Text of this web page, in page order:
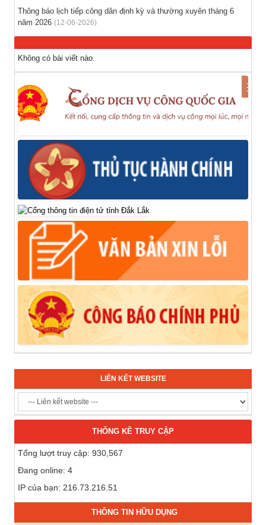
Thông báo lịch tiếp công dân định kỳ và thường xuyên tháng 6
năm 2026 (12-06-2026)
Không có bài viết nào.
LIÊN KẾT WEBSITE
THỐNG KÊ TRUY CẬP
Tổng lượt truy cập: 930,567
Đang online: 4
IP của bạn: 216.73.216.51
THÔNG TIN HỮU DỤNG